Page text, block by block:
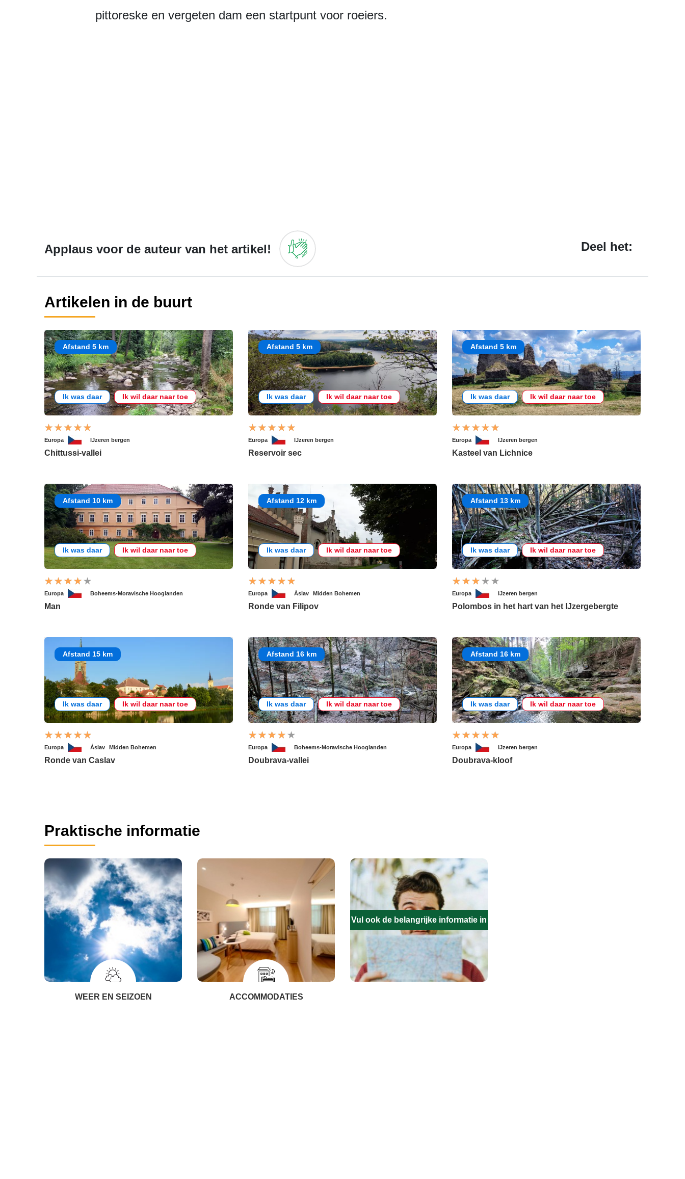
pittoreske en vergeten dam een startpunt voor roeiers.
Applaus voor de auteur van het artikel! Deel het:
Artikelen in de buurt
Afstand 5 km
Ik was daar Ik wil daar naar toe
Europa IJzeren bergen
Chittussi-vallei
Afstand 5 km
Ik was daar Ik wil daar naar toe
Europa IJzeren bergen
Reservoir sec
Afstand 5 km
Ik was daar Ik wil daar naar toe
Europa IJzeren bergen
Kasteel van Lichnice
Afstand 10 km
Ik was daar Ik wil daar naar toe
Europa Boheems-Moravische Hooglanden
Man
Afstand 12 km
Ik was daar Ik wil daar naar toe
Europa Áslav Midden Bohemen
Ronde van Filipov
Afstand 13 km
Ik was daar Ik wil daar naar toe
Europa IJzeren bergen
Polombos in het hart van het IJzergebergte
Afstand 15 km
Ik was daar Ik wil daar naar toe
Europa Áslav Midden Bohemen
Ronde van Caslav
Afstand 16 km
Ik was daar Ik wil daar naar toe
Europa Boheems-Moravische Hooglanden
Doubrava-vallei
Afstand 16 km
Ik was daar Ik wil daar naar toe
Europa IJzeren bergen
Doubrava-kloof
Praktische informatie
WEER EN SEIZOEN ACCOMMODATIES
Vul ook de belangrijke informatie in